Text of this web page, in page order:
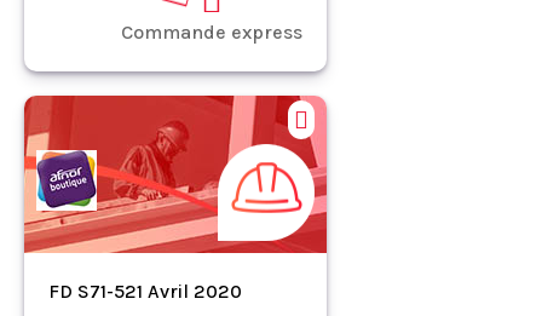
Commande express
FD S71-521 Avril 2020